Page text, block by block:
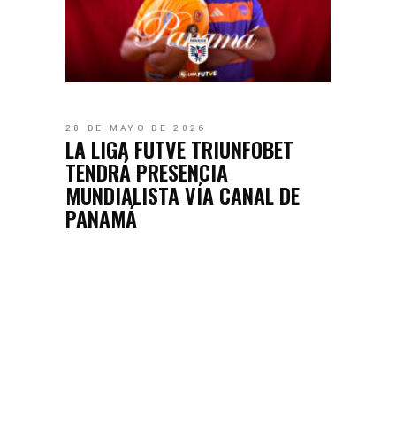
28 DE MAYO DE 2026
LA LIGA FUTVE TRIUNFOBET
TENDRÁ PRESENCIA
MUNDIALISTA VÍA CANAL DE
PANAMÁ